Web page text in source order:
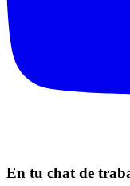
En tu chat de